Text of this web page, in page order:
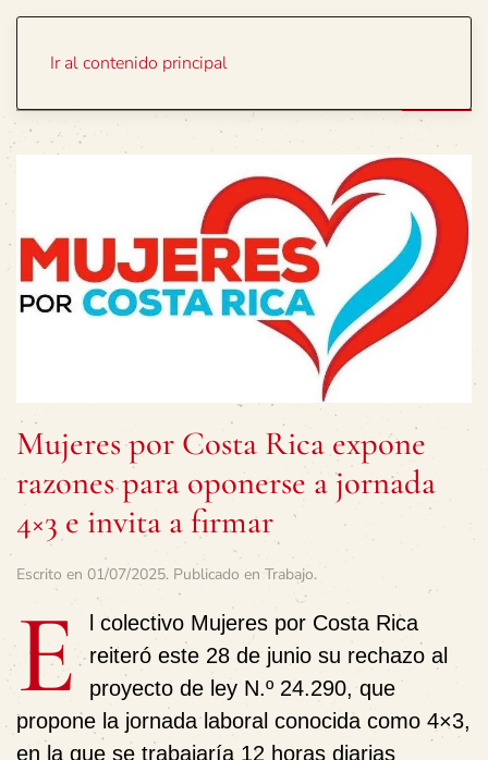
Ir al contenido principal
Mujeres por Costa Rica expone
razones para oponerse a jornada
4×3 e invita a firmar
Escrito en 01/07/2025. Publicado en Trabajo.
E
l colectivo Mujeres por Costa Rica
reiteró este 28 de junio su rechazo al
proyecto de ley N.º 24.290, que
propone la jornada laboral conocida como 4×3,
en la que se trabajaría 12 horas diarias